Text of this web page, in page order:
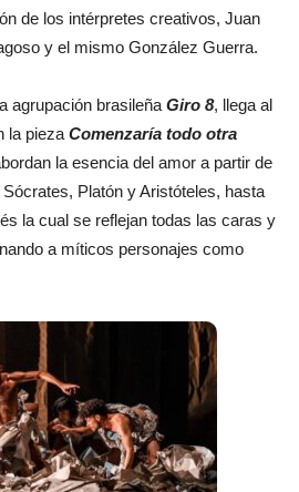
de los intérpretes creativos, Juan
y el mismo González Guerra.
agrupación brasileña Giro 8, llega al
la pieza Comenzaría todo otra
la esencia del amor a partir de
Platón y Aristóteles, hasta
la cual se reflejan todas las caras y
a míticos personajes como